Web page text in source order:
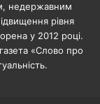
недержавним
рівня
у 2012 році.
«Слово про